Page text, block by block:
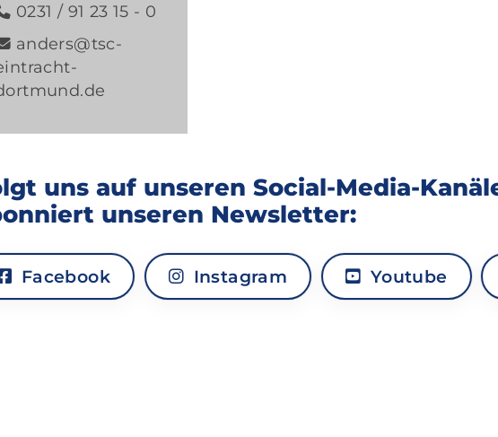
0231 / 91 23 15 - 0
anders@tsc-
uns auf unseren Social-Media-
unseren Newsletter:
Facebook Instagram Youtube